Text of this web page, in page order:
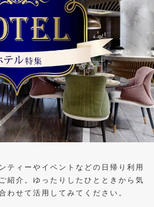
ティーやイベントなどの日帰り利用
紹介。ゆったりしたひとときから気
わせて活用してみてください。